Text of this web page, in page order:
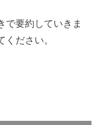
で要約していきま
ださい。